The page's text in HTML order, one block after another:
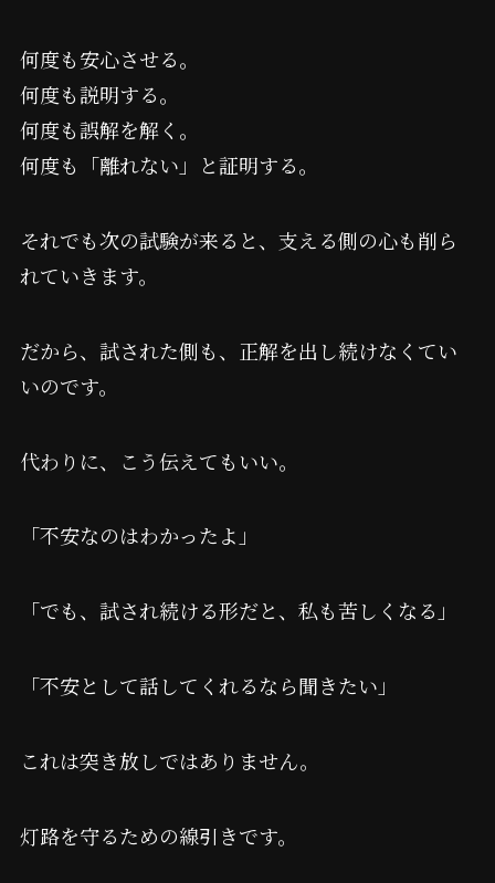
何度も安心させる。
何度も説明する。
何度も誤解を解く。
何度も「離れない」と証明する。
それでも次の試験が来ると、支える側の心も削ら
れていきます。
だから、試された側も、正解を出し続けなくてい
いのです。
代わりに、こう伝えてもいい。
「不安なのはわかったよ」
「でも、試され続ける形だと、私も苦しくなる」
「不安として話してくれるなら聞きたい」
これは突き放しではありません。
灯路を守るための線引きです。